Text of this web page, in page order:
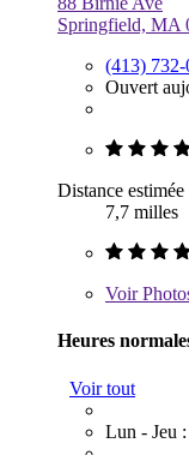
Springfield, MA
(413)
Ouvert
Distance estimée
7,7 milles
Voir
Heures
Voir tout
Lun - Jeu